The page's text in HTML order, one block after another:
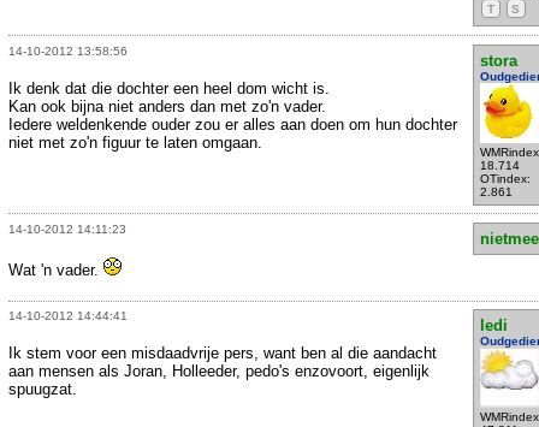
T
S
14-10-2012 13:58:56
stora
18.714
OTindex:
2.861
Ik denk dat die dochter een heel dom wicht is.
Kan ook bijna niet anders dan met zo'n vader.
Iedere weldenkende ouder zou er alles aan doen om hun dochter
niet met zo'n figuur te laten omgaan.
14-10-2012 14:11:23
Wat 'n vader.
14-10-2012 14:44:41
ledi
Ik stem voor een misdaadvrije pers, want ben al die aandacht
aan mensen als Joran, Holleeder, pedo's enzovoort, eigenlijk
spuugzat.